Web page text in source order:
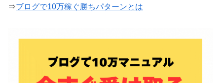
⇒ブログで10万稼ぐ勝ちパターンとは